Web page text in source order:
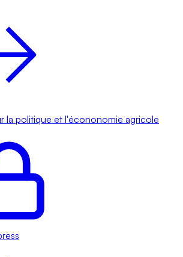
la politique et l'écononomie agricole